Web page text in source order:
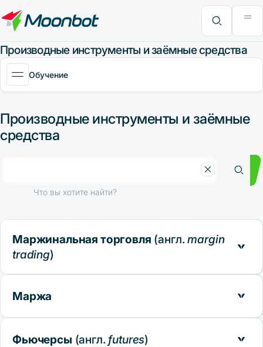
MoonBonus
Дополнительно
Книга
Производные инструменты и заёмные средства
Обучение
Производные инструменты и заёмные
средства
Что вы хотите найти?
Маржинальная торговля (англ.margin
trading)
торговля с использованием заёмных средств биржи,
превышающую собственный капитал трейдера. Биржа
средства под залог депозита трейдера (маржи). Например,
открыть позицию на 1000 USDT. Это увеличивает как
Маржа
часть средств трейдера, которая используется как залог
блокируется на счёте на время существования позиции.
Фьючерсы (англ.futures)